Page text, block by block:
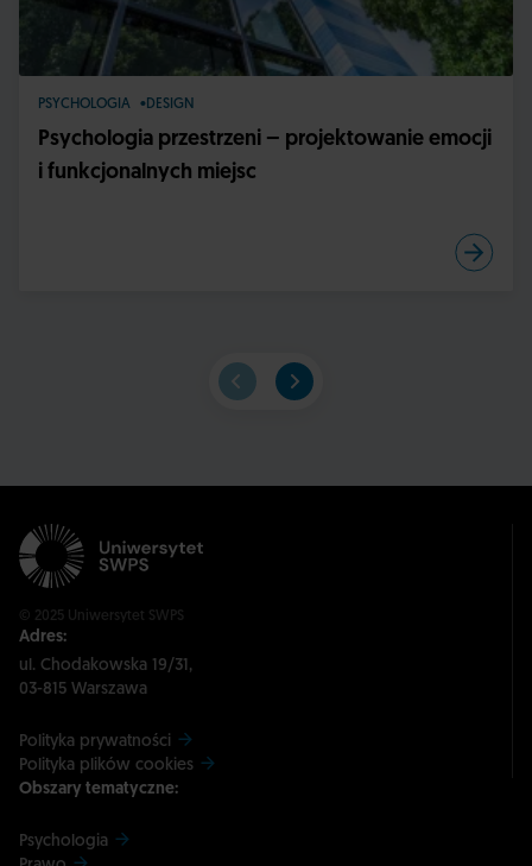
PSYCHOLOGIA DESIGN
Psychologia przestrzeni – projektowanie emocji
i funkcjonalnych miejsc
© 2025 Uniwersytet SWPS
Adres:
ul. Chodakowska 19/31,
03-815 Warszawa
Polityka prywatności
Polityka plików cookies
Obszary tematyczne:
Psychologia